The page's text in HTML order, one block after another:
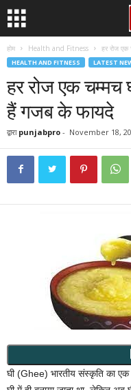
होम Health and Fitness हर रोज
HEALTH AND FITNESS LATEST
हर रोज एक चम्मच
हैं गजब के फायदे
द्वारा punjabpro - November 18,
घी (Ghee) भारतीय संस्कृति का एक